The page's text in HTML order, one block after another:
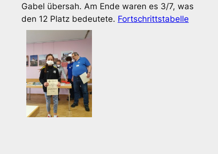
Gabel übersah. Am Ende waren es 3/7, was
den 12 Platz bedeutete. Fortschrittstabelle